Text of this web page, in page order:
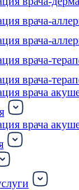
врача-
врача-
врача-
врача-
врача
врача